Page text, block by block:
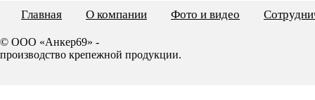
Главная О компании Фото и видео
© ООО «Анкер69» -
производство крепежной продукции.